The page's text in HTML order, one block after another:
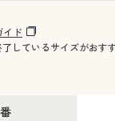
ド
しているサイズがおす